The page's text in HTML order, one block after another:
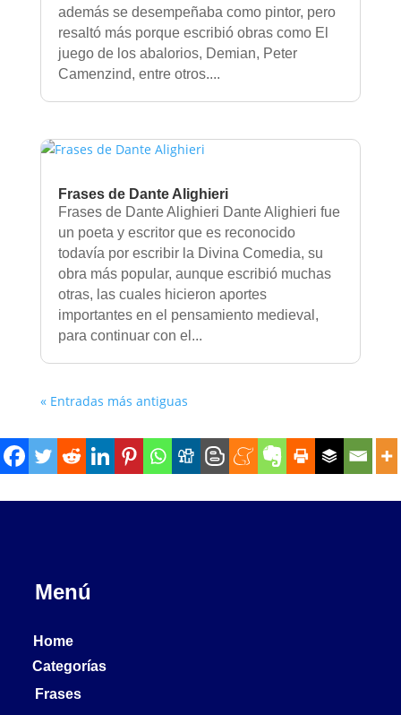
además se desempeñaba como pintor, pero
resaltó más porque escribió obras como El
juego de los abalorios, Demian, Peter
Camenzind, entre otros....
Frases de Dante Alighieri
Frases de Dante Alighieri Dante Alighieri fue
un poeta y escritor que es reconocido
todavía por escribir la Divina Comedia, su
obra más popular, aunque escribió muchas
otras, las cuales hicieron aportes
importantes en el pensamiento medieval,
para continuar con el...
« Entradas más antiguas
Menú
Home
Categorías
Frases